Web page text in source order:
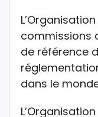
commissions
de référence
dans le